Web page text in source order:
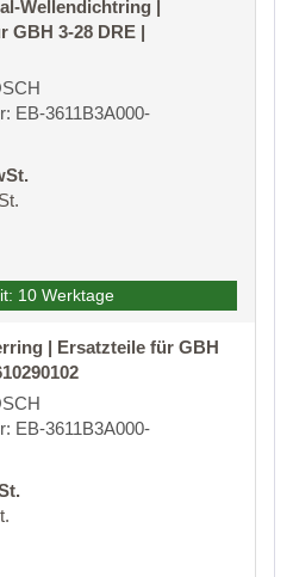
Wellendichtring |
GBH 3-28 DRE |
EB-3611B3A000-
10 Werktage
| Ersatzteile für GBH
EB-3611B3A000-